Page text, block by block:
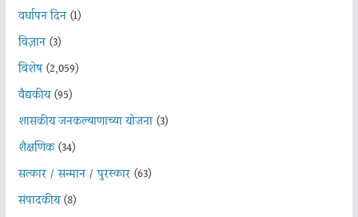
वर्धापन दिन(1)
विज्ञान(3)
विशेष(2,059)
वैद्यकीय(95)
शासकीय जनकल्याणाच्या योजना(3)
शैक्षणिक(34)
सत्कार / सन्मान / पुरस्कार(63)
संपादकीय(8)